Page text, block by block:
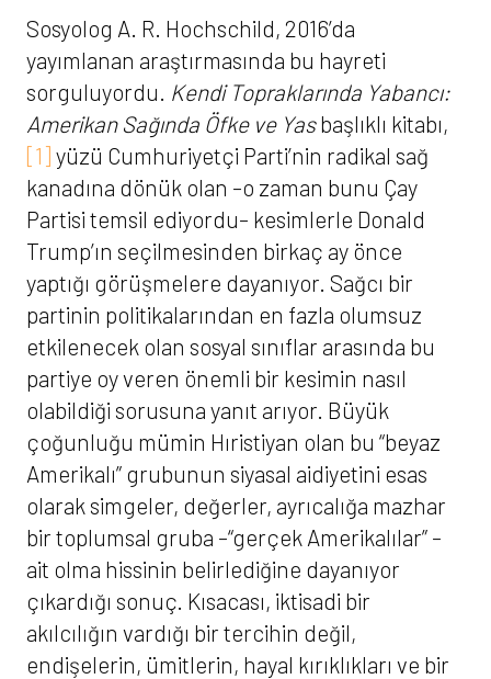
Sosyolog A. R. Hochschild, 2016’da
yayımlanan araştırmasında bu hayreti
sorguluyordu. Kendi Topraklarında Yabancı:
Amerikan Sağında Öfke ve Yasbaşlıklı kitabı,
[1] yüzü Cumhuriyetçi Parti’nin radikal sağ
kanadına dönük olan –o zaman bunu Çay
Partisi temsil ediyordu– kesimlerle Donald
Trump’ın seçilmesinden birkaç ay önce
yaptığı görüşmelere dayanıyor. Sağcı bir
partinin politikalarından en fazla olumsuz
etkilenecek olan sosyal sınıflar arasında bu
partiye oy veren önemli bir kesimin nasıl
olabildiği sorusuna yanıt arıyor. Büyük
çoğunluğu mümin Hıristiyan olan bu “beyaz
Amerikalı” grubunun siyasal aidiyetini esas
olarak simgeler, değerler, ayrıcalığa mazhar
bir toplumsal gruba –“gerçek Amerikalılar” –
ait olma hissinin belirlediğine dayanıyor
çıkardığı sonuç. Kısacası, iktisadi bir
akılcılığın vardığı bir tercihin değil,
endişelerin, ümitlerin, hayal kırıklıkları ve bir